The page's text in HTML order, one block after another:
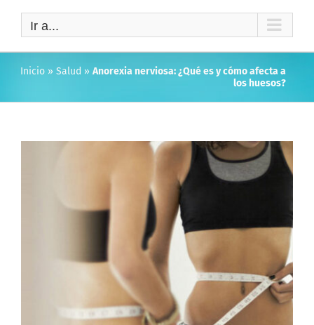
Ir a...
Inicio » Salud » Anorexia nerviosa: ¿Qué es y cómo afecta a
los huesos?